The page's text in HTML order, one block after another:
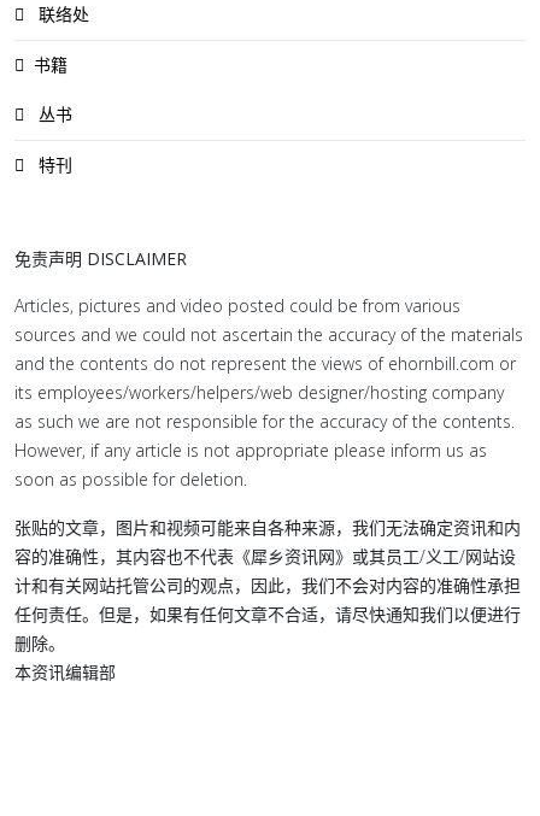
联络处
书籍
丛书
特刊
免责声明 DISCLAIMER
Articles, pictures and video posted could be from various
sources and we could not ascertain the accuracy of the materials
and the contents do not represent the views of ehornbill.com or
its employees/workers/helpers/web designer/hosting company
as such we are not responsible for the accuracy of the contents.
However, if any article is not appropriate please inform us as
soon as possible for deletion.
张贴的文章，图片和视频可能来自各种来源，我们无法确定资讯和内
容的准确性，其内容也不代表《犀乡资讯网》或其员工/义工/网站设
计和有关网站托管公司的观点，因此，我们不会对内容的准确性承担
任何责任。但是，如果有任何文章不合适，请尽快通知我们以便进行
删除。
本资讯编辑部